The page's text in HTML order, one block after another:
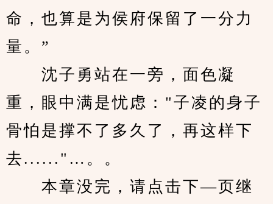
命，也算是为侯府保留了一分力
量。”
沈子勇站在一旁，面色凝
重，眼中满是忧虑："子凌的身子
骨怕是撑不了多久了，再这样下
去......"…。。
本章没完，请点击下—页继